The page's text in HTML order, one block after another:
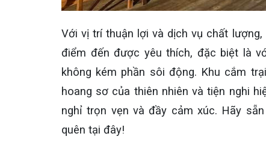
Với vị trí thuận lợi và dịch vụ chất
điểm đến được yêu thích, đặc biệt là
không kém phần sôi động. Khu cắm
hoang sơ của thiên nhiên và tiện nghi
nghỉ trọn vẹn và đầy cảm xúc. Hãy
quên tại đây!